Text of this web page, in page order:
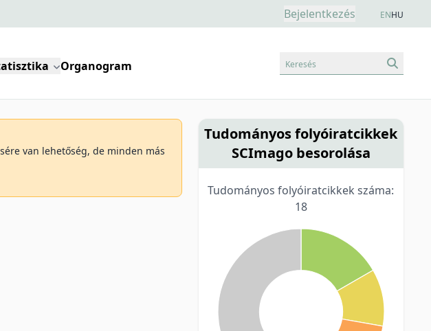
Bejelentkezés ENHU
Organogram Keresés
van lehetőség, de minden más
Tudományos folyóiratcikkek
SCImago besorolása
Tudományos folyóiratcikkek száma:
18